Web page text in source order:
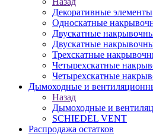
Декоративные элементы
Односкатные
Двускатные
Двускатные
Трехскатные
Четырехскатные
Четырехскатные
Дымоходные и
Назад
Дымоходные и
SCHIEDEL VENT
Распродажа остатков